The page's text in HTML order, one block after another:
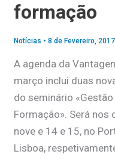
formação
Notícias • 8 de Fevereiro, 2017
A agenda da
março inclui duas
do seminário «Gestão
Formação». Será nos
nove e 14 e 15, no
Lisboa,